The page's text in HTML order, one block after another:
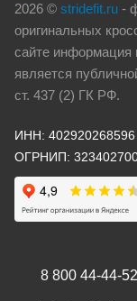
2026 © stridefit.ru -
оригинальных
сайте информация
является
ст. 437 (2) ГК РФ.
ИНН: 402920268596
ОГРНИП:
8 800 44-44-